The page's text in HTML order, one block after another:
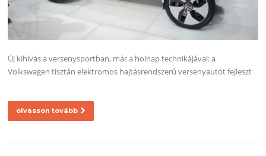
Új kihívás a versenysportban, már a holnap technikájával: a
Volkswagen tisztán elektromos hajtásrendszerű versenyautót fejleszt
olvasson tovább